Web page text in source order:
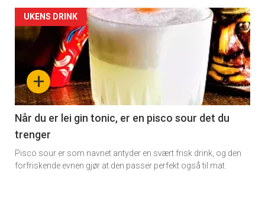
+
UKENS DRINK
Når du er lei gin tonic, er en pisco sour det du
trenger
Pisco sour er som navnet antyder en svært frisk drink, og den
forfriskende evnen gjør at den passer perfekt også til mat.